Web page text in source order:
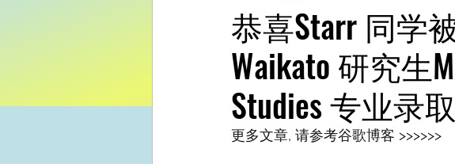
恭喜Starr 同学
Waikato 研究生
Studies 专业录取
更多文章, 请参考谷歌博客 >>>>>>